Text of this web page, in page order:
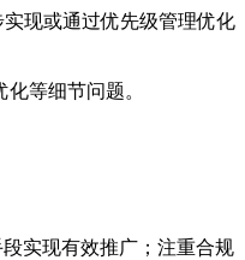
现或通过优先级管理优化
等细节问题。
实现有效推广；注重合规